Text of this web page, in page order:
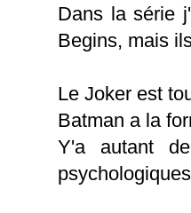
Dans la série
Begins, mais
Le Joker est
Batman a la
Y'a autant